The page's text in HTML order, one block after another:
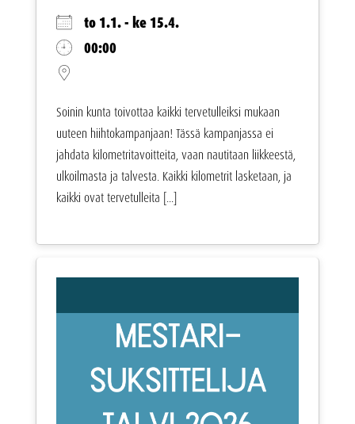
to 1.1. - ke 15.4.
00:00
Soinin kunta toivottaa kaikki tervetulleiksi mukaan
uuteen hiihtokampanjaan! Tässä kampanjassa ei
jahdata kilometritavoitteita, vaan nautitaan liikkeestä,
ulkoilmasta ja talvesta. Kaikki kilometrit lasketaan, ja
kaikki ovat tervetulleita [...]